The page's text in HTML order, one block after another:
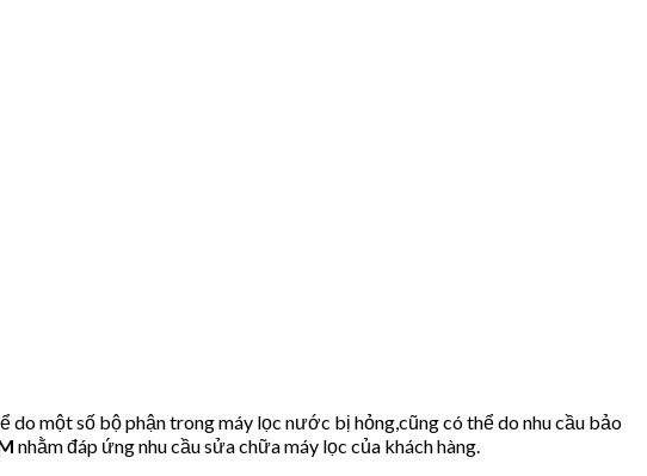
một số bộ phận trong máy lọc nước bị hỏng,cũng có thể do nhu cầu bảo
nhằm đáp ứng nhu cầu sửa chữa máy lọc của khách hàng.